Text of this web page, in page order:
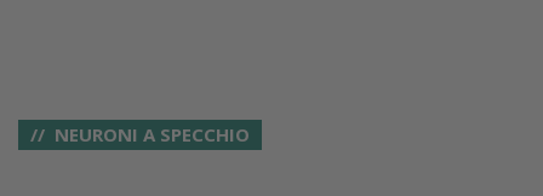
NEURONI A SPECCHIO